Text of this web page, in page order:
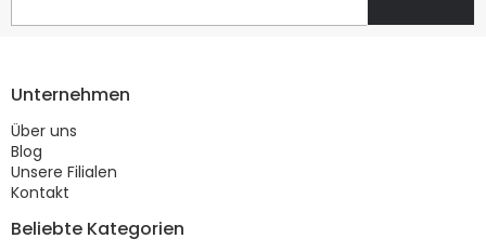
Unternehmen
Über uns
Blog
Unsere Filialen
Kontakt
Beliebte Kategorien